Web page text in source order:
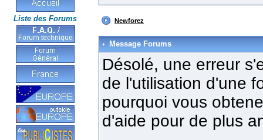
Liste des Forums Newforez
Message Forums
Désolé, une erreur
de l'utilisation d'une
pourquoi vous
d'aide pour de plus